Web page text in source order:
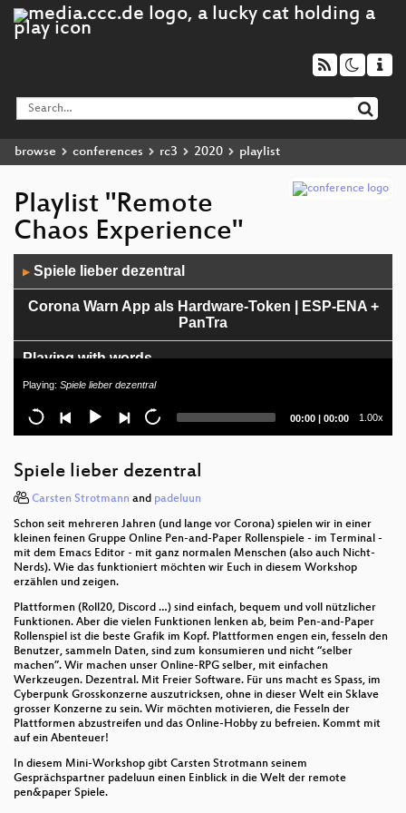
browse conferences rc3 2020 playlist
Playlist "Remote
Chaos Experience"
Player
▶ Spiele lieber dezentral
Corona Warn App als Hardware-Token | ESP-ENA +
PanTra
Playing with words
Nichts ist unmöglich ...
Send mail to jail
Bundesanzeiger Crawling
Holt euch Personalausweise ohne Fingerabdrücke –
solange es geht
Introducing utk-web - a web developer's view on
firmware
When Lightning Strikes Thrice: Breaking
Thunderbolt 3 Security
Porting Linux to your favorite obscure Arm SoC
Oh du fröhliche, oh du smarte Welt...
Wie werde ich meine Welt verbessern?!
Encrypted DNS, Eposide II
Performance: "PFEIF DRAUF" AeroSoul Musik
Playing: Spiele lieber dezentral
Current
00:00 | Total
00:00 1.00x
Spiele lieber dezentral
Carsten Strotmann and padeluun
Schon seit mehreren Jahren (und lange vor Corona) spielen wir in einer
kleinen feinen Gruppe Online Pen-and-Paper Rollenspiele - im Terminal -
mit dem Emacs Editor - mit ganz normalen Menschen (also auch Nicht-
Nerds). Wie das funktioniert möchten wir Euch in diesem Workshop
erzählen und zeigen.
Plattformen (Roll20, Discord …) sind einfach, bequem und voll nützlicher
Funktionen. Aber die vielen Funktionen lenken ab, beim Pen-and-Paper
Rollenspiel ist die beste Grafik im Kopf. Plattformen engen ein, fesseln den
Benutzer, sammeln Daten, sind zum konsumieren und nicht “selber
machen”. Wir machen unser Online-RPG selber, mit einfachen
Werkzeugen. Dezentral. Mit Freier Software. Für uns macht es Spass, im
Cyberpunk Grosskonzerne auszutricksen, ohne in dieser Welt ein Sklave
grosser Konzerne zu sein. Wir möchten motivieren, die Fesseln der
Plattformen abzustreifen und das Online-Hobby zu befreien. Kommt mit
auf ein Abenteuer!
In diesem Mini-Workshop gibt Carsten Strotmann seinem
Gesprächspartner padeluun einen Einblick in die Welt der remote
pen&paper Spiele.